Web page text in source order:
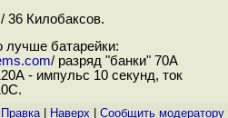
36 Килобаксов.
лучше батарейки:
/ разряд "банки" 70A
- импульс 10 секунд, ток
Правка| Наверх Cообщить модератору